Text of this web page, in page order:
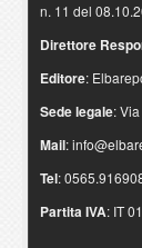
n. 11 del
Direttore
Editore:
Sede legale:
Mail:
Tel:
Partita IVA: IT